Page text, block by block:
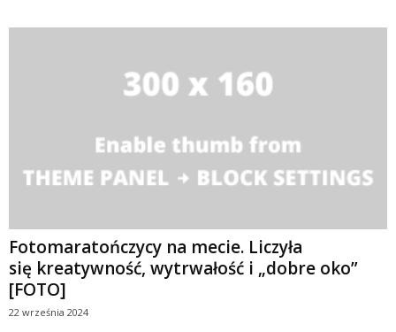
Fotomaratończycy na mecie. Liczyła
się kreatywność, wytrwałość i „dobre oko”
[FOTO]
22 września 2024